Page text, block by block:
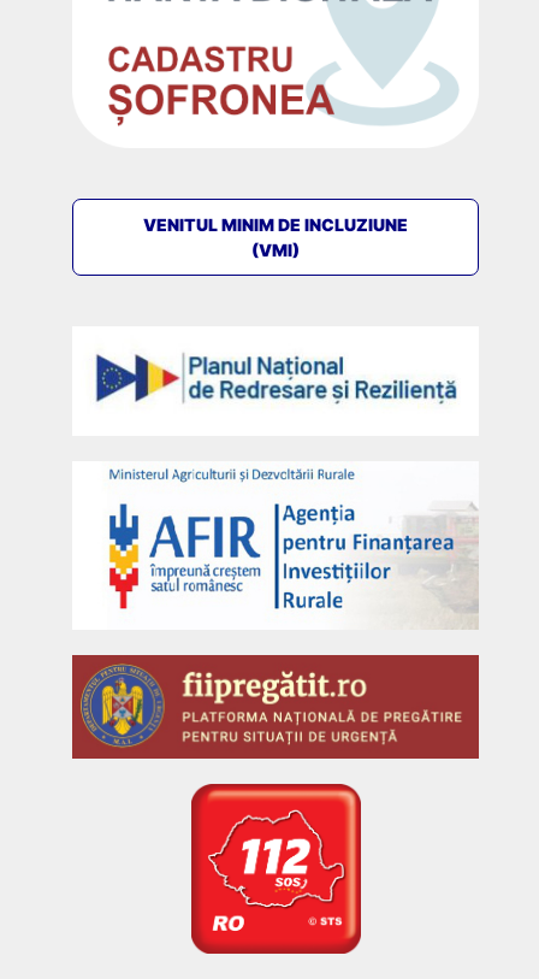
VENITUL MINIM DE INCLUZIUNE
(VMI)